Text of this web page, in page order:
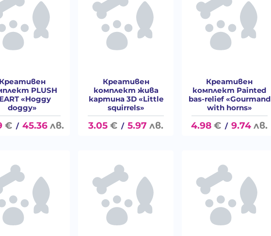
Креативен
PLUSH
«Hoggy
doggy»
€ / 45.36 лв.
Креативен
комплект жива
картина 3D «Little
squirrels»
3.05 € / 5.97 лв.
Креативен
комплект Painted
bas-relief «Gourmand
with horns»
4.98 € / 9.74 лв.